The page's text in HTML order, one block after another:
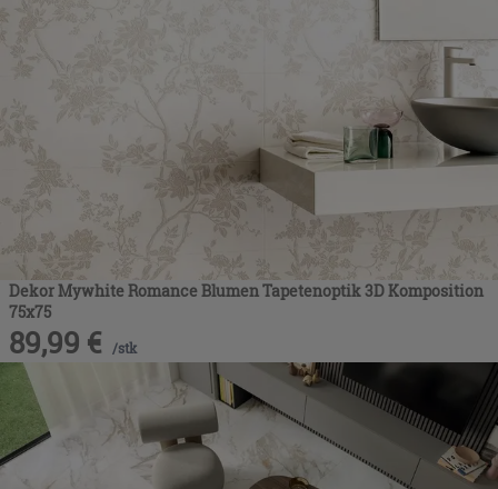
Dekor Mywhite Romance Blumen Tapetenoptik 3D Komposition
75x75
89,99 € /stk